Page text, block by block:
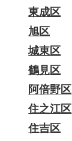
東成区
旭区
城東区
鶴見区
阿倍野区
住之江区
住吉区